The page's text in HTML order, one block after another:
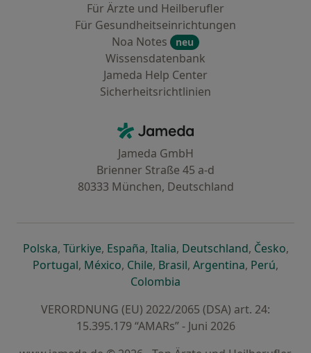
Für Ärzte und Heilberufler
Für Gesundheitseinrichtungen
Noa Notes
neu
Wissensdatenbank
Jameda Help Center
Sicherheitsrichtlinien
Jameda - Startseite
Jameda GmbH
Brienner Straße 45 a-d
80333 München, Deutschland
Polskaöffnet in einer neuen Registerkarte
, Türkiyeöffnet in einer neuen Registerkarte
, Españaöffnet in einer neuen
, Italiaöffnet in einer neuen
, Deutschlandöffnet in
, Česko,
Portugalöffnet in einer neuen Registerkarte
, Méxicoöffnet in einer neuen Registerkarte
, Chileöffnet in einer neuen
, Brasilöffnet in einer neuen
, Argentinaöffnet in
, Perúöffnet
,
Colombia
VERORDNUNG (EU) 2022/2065 (DSA) art. 24:
15.395.179 “AMARs” - Juni 2026